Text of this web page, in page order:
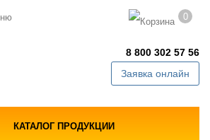
0
8 800 302 57 56
Заявка онлайн
КАТАЛОГ ПРОДУКЦИИ